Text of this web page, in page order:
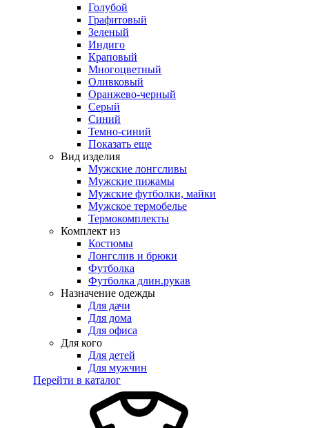
Голубой
Графитовый
Зеленый
Индиго
Краповый
Многоцветный
Оливковый
Оранжево-черный
Серый
Синий
Темно-синий
Показать еще
Вид изделия
Мужские лонгсливы
Мужские пижамы
Мужские футболки, майки
Мужское термобелье
Термокомплекты
Комплект из
Костюмы
Лонгслив и брюки
Футболка
Футболка длин.рукав
Назначение одежды
Для дачи
Для дома
Для офиса
Для кого
Для детей
Для мужчин
Перейти в каталог